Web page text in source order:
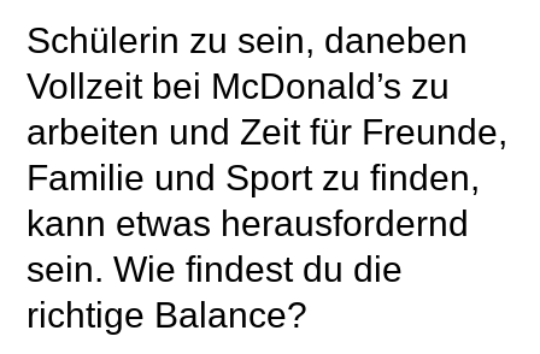
Schülerin zu sein, daneben
Vollzeit bei McDonald’s zu
arbeiten und Zeit für Freunde,
Familie und Sport zu finden,
kann etwas herausfordernd
sein. Wie findest du die
richtige Balance?